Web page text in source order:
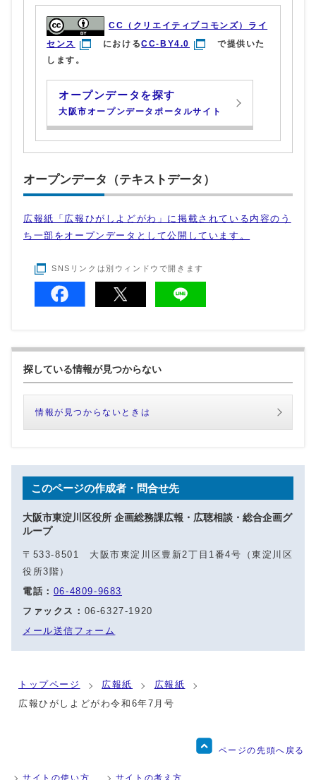
CC（クリエイティブコモンズ）ライ
センス
におけるCC-BY4.0
で提供いた
します。
オープンデータを探す
大阪市オープンデータポータルサイト
オープンデータ（テキストデータ）
広報紙「広報ひがしよどがわ」に掲載されている内容のう
ち一部をオープンデータとして公開しています。
SNSリンクは別ウィンドウで開きます
探している情報が見つからない
情報が見つからないときは
このページの作成者・問合せ先
大阪市東淀川区役所 企画総務課広報・広聴相談・総合企画グ
ループ
〒533-8501 大阪市東淀川区豊新2丁目1番4号（東淀川区
役所3階）
電話： 06-4809-9683
ファックス： 06-6327-1920
メール送信フォーム
トップページ 広報紙
広報紙
広報ひがしよどがわ令和6年7月号
ページの先頭へ戻る
サイトの使い方 サイトの考え方